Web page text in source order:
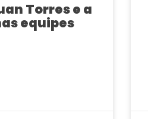
Torres e a
equipes